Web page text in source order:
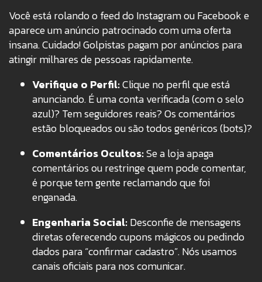
Você está rolando o feed do Instagram ou Facebook e
aparece um anúncio patrocinado com uma oferta
insana. Cuidado! Golpistas pagam por anúncios para
atingir milhares de pessoas rapidamente.
Verifique o Perfil:Clique no perfil que está
anunciando. É uma conta verificada (com o selo
azul)? Tem seguidores reais? Os comentários
estão bloqueados ou são todos genéricos (bots)?
Comentários Ocultos:Se a loja apaga
comentários ou restringe quem pode comentar,
é porque tem gente reclamando que foi
enganada.
Engenharia Social:Desconfie de mensagens
diretas oferecendo cupons mágicos ou pedindo
dados para “confirmar cadastro”. Nós usamos
canais oficiais para nos comunicar.